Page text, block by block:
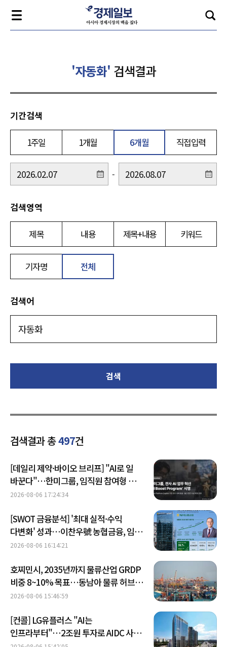
'자동화' 검색결과
기간검색
1주일 1개월 6개월 직접입력
-
검색영역
제목 내용 제목+내용 키워드
기자명 전체
검색어
검색
검색결과 총497건
[데일리 제약·바이오 브리프] "AI로 일
바꾼다"…한미그룹, 임직원 참여형 혁신
프로그램 外
2026-08-06 17:24:34
[SWOT 금융분석] '최대 실적·수익
다변화' 성과…이찬우號 농협금융, 임기
말년 성장 박차
2026-08-06 16:14:21
호찌민시, 2035년까지 물류산업 GRDP
비중 8~10% 목표…동남아 물류 허브
도약
2026-08-06 15:46:59
[컨콜] LG유플러스 "AI는
인프라부터"…2조원 투자로 AIDC 사업